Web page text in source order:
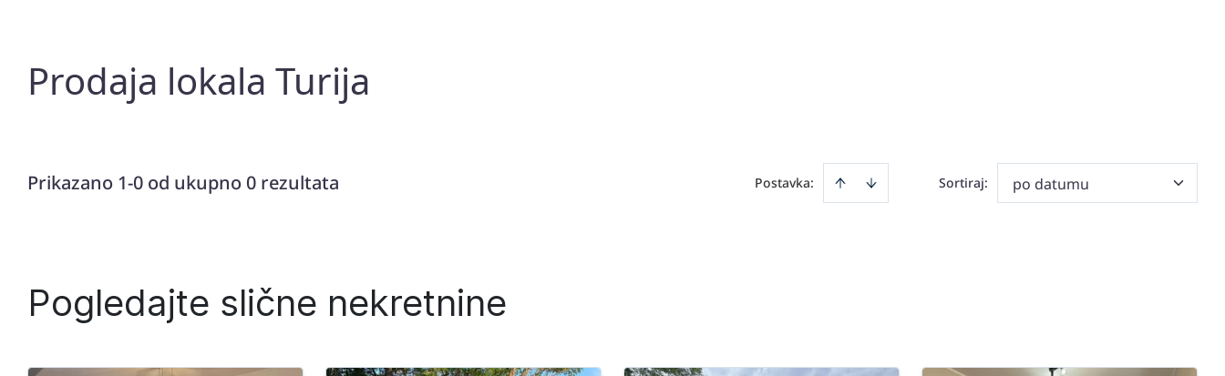
Prodaja lokala Turija
Prikazano 1-0 od ukupno 0 rezultata Postavka: Sortiraj: po datumu
Pogledajte slične nekretnine